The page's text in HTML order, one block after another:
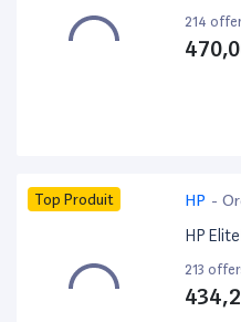
214
Top Produit HP -
HP
213